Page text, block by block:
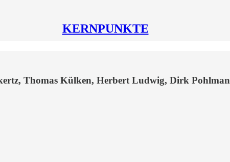
KERNPUNKTE
Thomas Külken, Herbert Ludwig, Dirk